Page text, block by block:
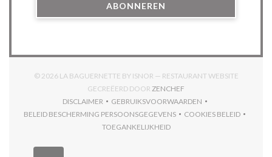
ABONNEREN
© 2026 LA BAGUERNETTE BY ISNOR — RESTAURANT WEBSITE
GECREËERD DOOR ZENCHEF
DISCLAIMER
((OPENT IN EEN NIEUW VENSTER))
GEBRUIKSVOORWAARDEN
((OPENT IN EEN NIEUW
BELEID BESCHERMING PERSOONSGEGEVENS
((OPENT IN EEN NIEUW VENSTER))
COOKIES BELEID
((OPENT IN EEN
TOEGANKELIJKHEID
((OPENT IN EEN NIEUW VENSTER))